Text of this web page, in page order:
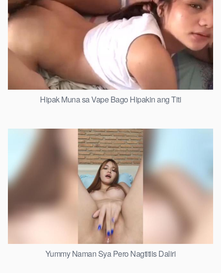
Hipak Muna sa Vape Bago Hipakin ang Titi
Yummy Naman Sya Pero Nagtitiis Daliri